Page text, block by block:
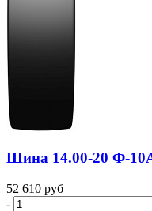
Шина 14.00-20 Ф-
52 610 руб
-